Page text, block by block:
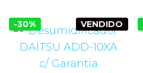
-30% VENDIDO